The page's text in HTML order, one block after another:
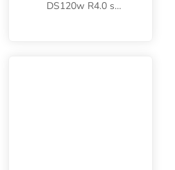
DS120w R4.0 s